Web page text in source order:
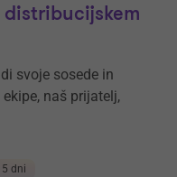
distribucijskem
svoje sosede in
naš prijatelj,
5 dni